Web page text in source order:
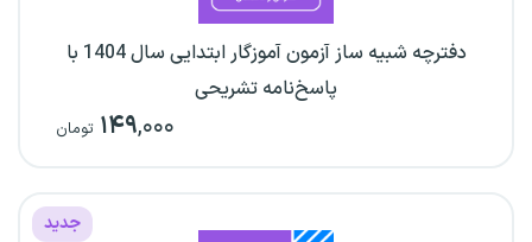
دفترچه شبیه ساز آزمون آموزگار ابتدایی سال 1404 با
پاسخ‌نامه تشریحی
۱۴۹,۰۰۰ تومان
جدید